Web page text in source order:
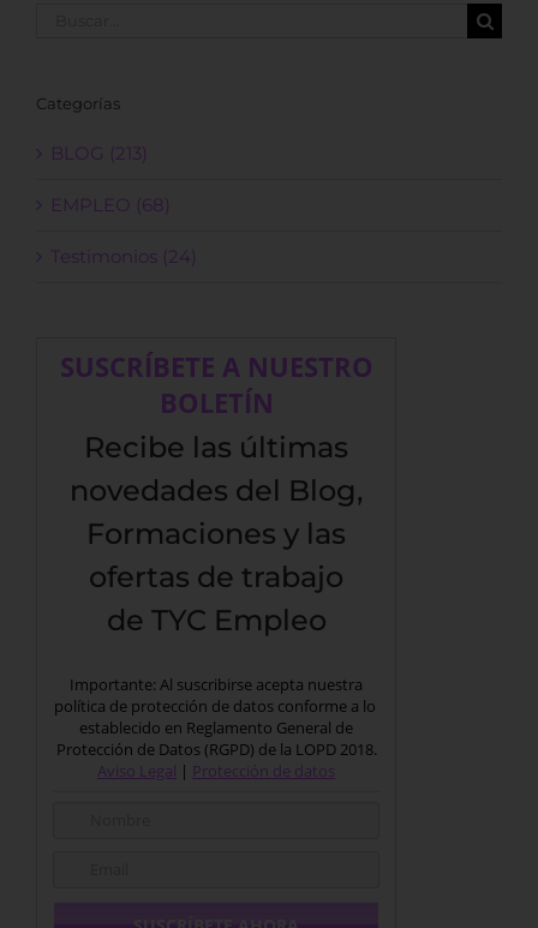
Categorías
BLOG (213)
EMPLEO (68)
Testimonios (24)
SUSCRÍBETE A NUESTRO
BOLETÍN
Recibe las últimas
novedades del Blog,
Formaciones y las
ofertas de trabajo
de TYC Empleo
Importante: Al suscribirse acepta nuestra
política de protección de datos conforme a lo
establecido en Reglamento General de
Protección de Datos (RGPD) de la LOPD 2018.
Aviso Legal | Protección de datos